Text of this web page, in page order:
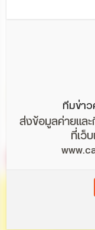
ทีมข่า
ส่งข้อมูลค่ายแล
ที่เว็